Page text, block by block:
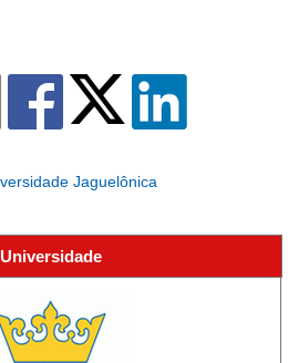
Jaguelônica
Universidade